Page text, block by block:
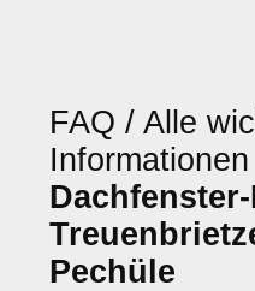
FAQ / Alle
Pechüle